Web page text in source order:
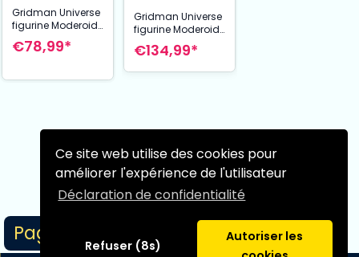
Ce site web utilise des cookies pour
améliorer l'expérience de l'utilisateur
Déclaration de confidentialité
Refuser (8s)
Autoriser les
Page 1/1
Gridman Universe
figurine Moderoid
Plastic Model Kit
Power
16 cm
€78,99*
Gridman Universe
figurine Moderoid
Plastic Model Kit
Rogue Kaiser
€134,99*
Page suivante